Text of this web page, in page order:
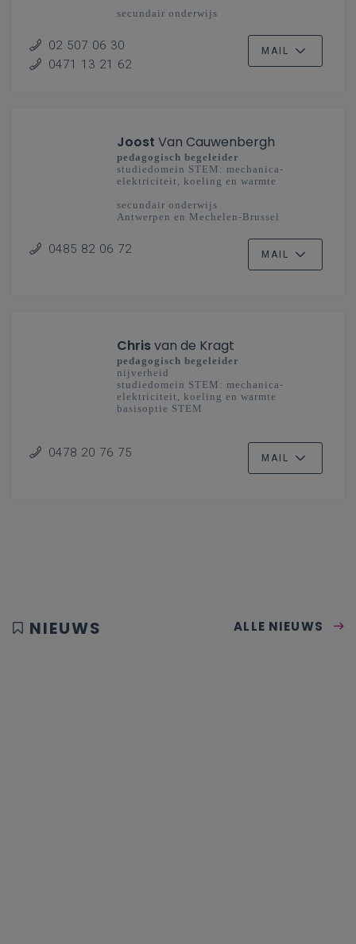
secundair onderwijs
02 507 06 30
0471 13 21 62
MAIL
Joost Van Cauwenbergh
pedagogisch begeleider
studiedomein STEM: mechanica-
elektriciteit, koeling en warmte
secundair onderwijs
Antwerpen en Mechelen-Brussel
0485 82 06 72 MAIL
Chrisvan de Kragt
pedagogisch begeleider
nijverheid
studiedomein STEM: mechanica-
elektriciteit, koeling en warmte
basisoptie STEM
0478 20 76 75 MAIL
NIEUWS ALLE NIEUWS